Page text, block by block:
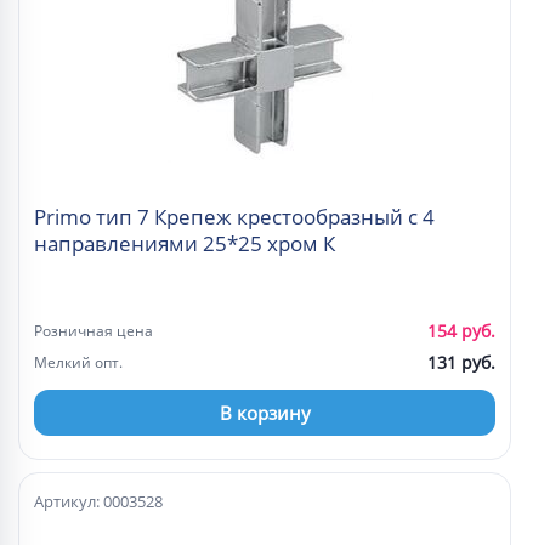
Primo тип 7 Крепеж крестообразный с 4
направлениями 25*25 хром К
Розничная цена 154 руб.
Мелкий опт. 131 руб.
В корзину
Артикул: 0003528